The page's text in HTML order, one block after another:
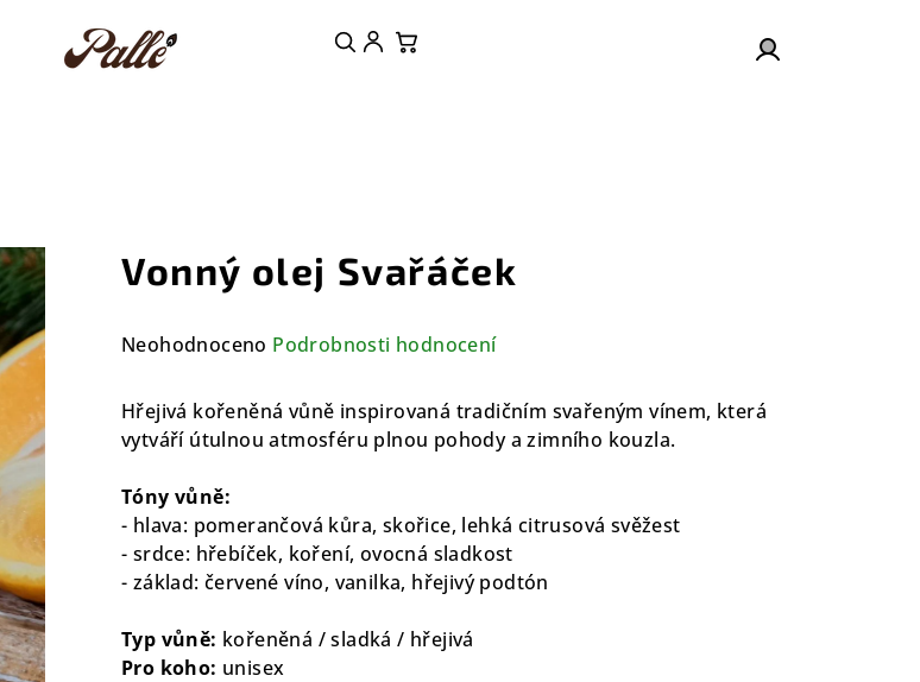
Vonný olej Svařáček
Průměrné
produktu
0,0
z
hvězdiček.
Neohodnoceno Podrobnosti hodnocení
Hřejivá kořeněná vůně inspirovaná tradičním svařeným vínem, která
vytváří útulnou atmosféru plnou pohody a zimního kouzla.
Tóny vůně:
- hlava: pomerančová kůra, skořice, lehká citrusová svěžest
- srdce: hřebíček, koření, ovocná sladkost
- základ: červené víno, vanilka, hřejivý podtón
Typ vůně: kořeněná / sladká / hřejivá
Pro koho: unisex